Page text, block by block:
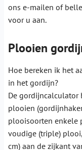
ons e-mailen of
voor u aan.
Plooien
Hoe bereken ik het
in het gordijn?
De gordijncalculator
plooien
plooisoorten enkele
voudige (triple)
cm) aan de zijkant